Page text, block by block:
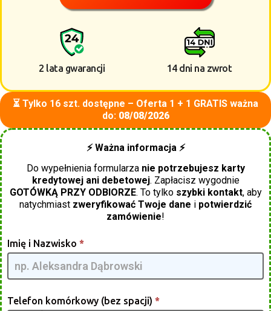
2 lata gwarancji 14 dni na zwrot
⏳ Tylko 16 szt. dostępne – Oferta 1 + 1 GRATIS ważna
do: 08/08/2026
⚡ Ważna informacja ⚡
Do wypełnienia formularza nie potrzebujesz karty
kredytowej ani debetowej. Zapłacisz wygodnie
GOTÓWKĄ PRZY ODBIORZE. To tylko szybki kontakt, aby
natychmiast zweryfikować Twoje dane i potwierdzić
zamówienie!
Energy
Saver 2x1
[PL] -
GpmQMIA
Imię i Nazwisko *
Telefon komórkowy (bez spacji) *